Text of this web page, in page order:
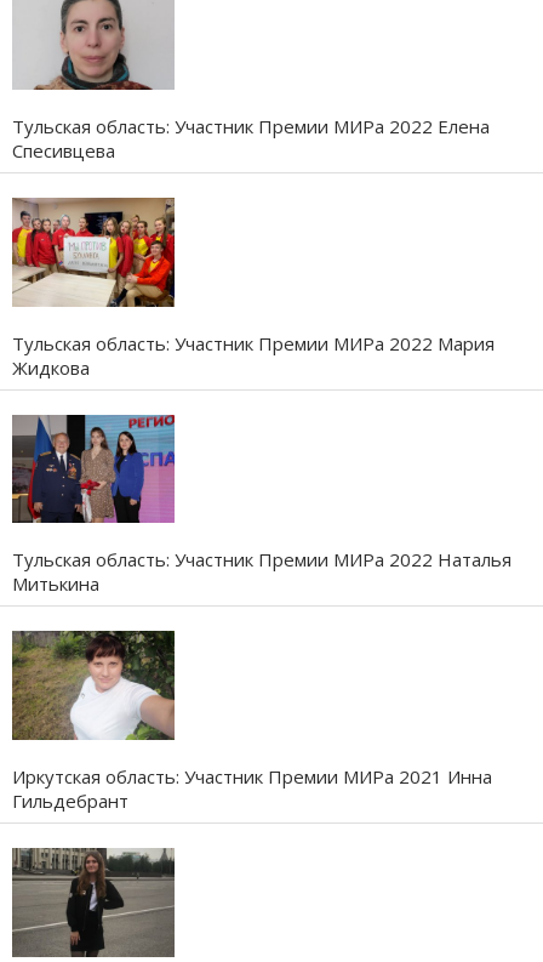
Тульская область: Участник Премии МИРа 2022 Елена
Спесивцева
Тульская область: Участник Премии МИРа 2022 Мария
Жидкова
Тульская область: Участник Премии МИРа 2022 Наталья
Митькина
Иркутская область: Участник Премии МИРа 2021 Инна
Гильдебрант